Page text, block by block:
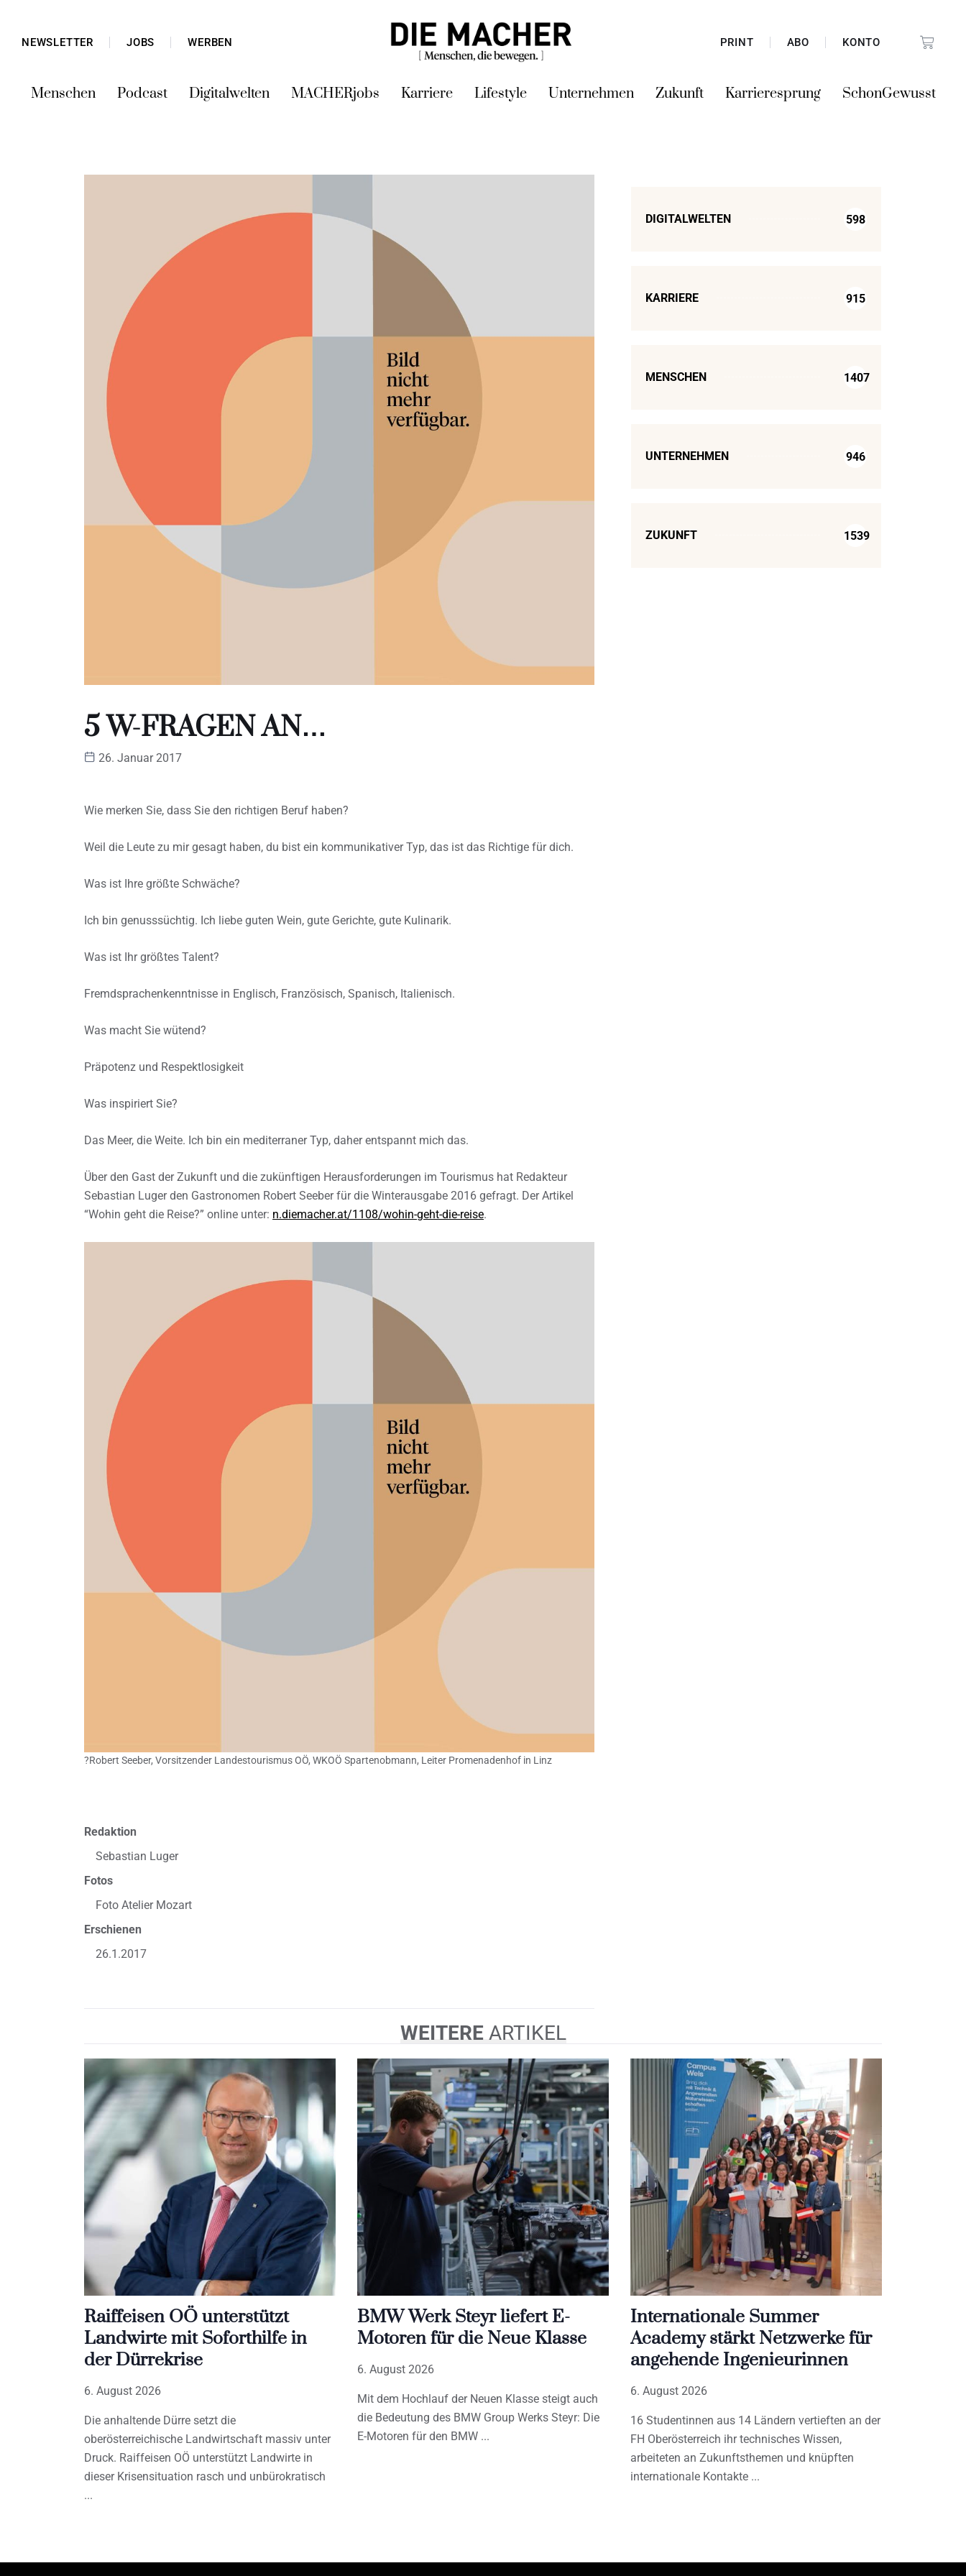
NEWSLETTER JOBS WERBEN PRINT ABO KONTO
Menschen Podcast Digitalwelten MACHERjobs Karriere Lifestyle Unternehmen Zukunft Karrieresprung SchonGewusst
5 W-FRAGEN AN…
26. Januar 2017
Wie merken Sie, dass Sie den richtigen Beruf haben?
Weil die Leute zu mir gesagt haben, du bist ein kommunikativer Typ, das ist das Richtige für dich.
Was ist Ihre größte Schwäche?
Ich bin genusssüchtig. Ich liebe guten Wein, gute Gerichte, gute Kulinarik.
Was ist Ihr größtes Talent?
Fremdsprachenkenntnisse in Englisch, Französisch, Spanisch, Italienisch.
Was macht Sie wütend?
Präpotenz und Respektlosigkeit
Was inspiriert Sie?
Das Meer, die Weite. Ich bin ein mediterraner Typ, daher entspannt mich das.
Über den Gast der Zukunft und die zukünftigen Herausforderungen im Tourismus hat Redakteur
Sebastian Luger den Gastronomen Robert Seeber für die Winterausgabe 2016 gefragt. Der Artikel
“Wohin geht die Reise?” online unter: n.diemacher.at/1108/wohin-geht-die-reise.
?Robert Seeber, Vorsitzender Landestourismus OÖ, WKOÖ Spartenobmann, Leiter Promenadenhof in Linz
Redaktion
Sebastian Luger
Fotos
Foto Atelier Mozart
Erschienen
26.1.2017
DIGITALWELTEN 598
KARRIERE 915
MENSCHEN 1407
UNTERNEHMEN 946
ZUKUNFT 1539
WEITERE ARTIKEL
Raiffeisen OÖ unterstützt
Landwirte mit Soforthilfe in
der Dürrekrise
6. August 2026
Die anhaltende Dürre setzt die
oberösterreichische Landwirtschaft massiv unter
Druck. Raiffeisen OÖ unterstützt Landwirte in
dieser Krisensituation rasch und unbürokratisch
BMW Werk Steyr liefert E-
Motoren für die Neue Klasse
6. August 2026
Mit dem Hochlauf der Neuen Klasse steigt auch
die Bedeutung des BMW Group Werks Steyr: Die
E-Motoren für den BMW
Internationale Summer
Academy stärkt Netzwerke für
angehende Ingenieurinnen
6. August 2026
16 Studentinnen aus 14 Ländern vertieften an der
FH Oberösterreich ihr technisches Wissen,
arbeiteten an Zukunftsthemen und knüpften
internationale Kontakte